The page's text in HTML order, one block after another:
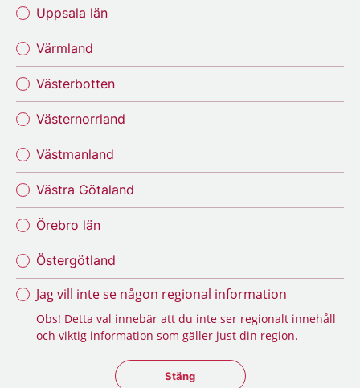
Uppsala län
Värmland
Västerbotten
Västernorrland
Västmanland
Västra Götaland
Örebro län
Östergötland
Jag vill inte se någon regional information
Obs! Detta val innebär att du inte ser regionalt innehåll
och viktig information som gäller just din region.
Stäng regionsväljaren
Stäng